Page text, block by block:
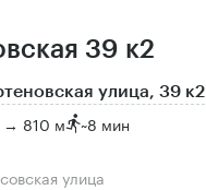
39 к2
улица, 39 к2
→ 810 м ~8 мин
улица